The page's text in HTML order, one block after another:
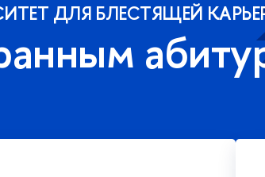
ДЛЯ БЛЕСТЯЩЕЙ